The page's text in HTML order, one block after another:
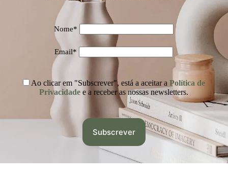
Nome*
Email*
Ao clicar em "Subscrever", está a aceitar a Política de
Privacidade e a receber as nossas newsletters.